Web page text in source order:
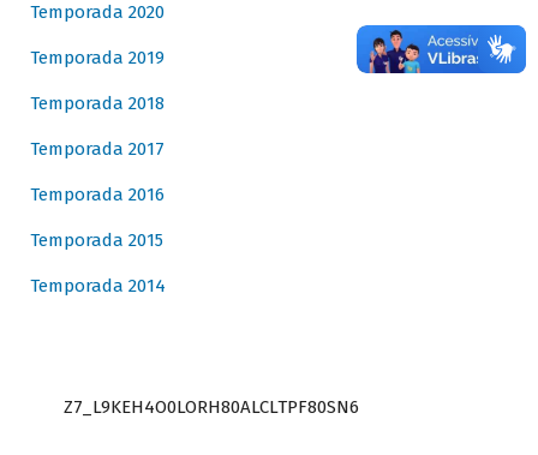
Temporada 2020
Temporada 2019
Temporada 2018
Temporada 2017
Temporada 2016
Temporada 2015
Temporada 2014
Z7_L9KEH4O0LORH80ALCLTPF80SN6